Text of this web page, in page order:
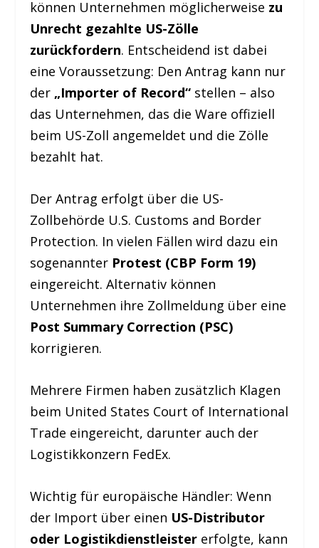
können Unternehmen möglicherweise zu
Unrecht gezahlte US-Zölle
zurückfordern. Entscheidend ist dabei
eine Voraussetzung: Den Antrag kann nur
der „Importer of Record“ stellen – also
das Unternehmen, das die Ware offiziell
beim US-Zoll angemeldet und die Zölle
bezahlt hat.
Der Antrag erfolgt über die US-
Zollbehörde U.S. Customs and Border
Protection. In vielen Fällen wird dazu ein
sogenannter Protest (CBP Form 19)
eingereicht. Alternativ können
Unternehmen ihre Zollmeldung über eine
Post Summary Correction (PSC)
korrigieren.
Mehrere Firmen haben zusätzlich Klagen
beim United States Court of International
Trade eingereicht, darunter auch der
Logistikkonzern FedEx.
Wichtig für europäische Händler: Wenn
der Import über einen US-Distributor
oder Logistikdienstleister erfolgte, kann